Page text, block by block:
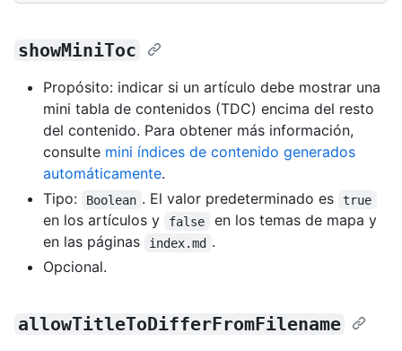
showMiniToc
Propósito: indicar si un artículo debe mostrar una
mini tabla de contenidos (TDC) encima del resto
del contenido. Para obtener más información,
consulte mini índices de contenido generados
automáticamente.
Tipo:
Boolean . El valor predeterminado es true
en los artículos y false
en los temas de mapa y
en las páginas
index.md .
Opcional.
allowTitleToDifferFromFilename